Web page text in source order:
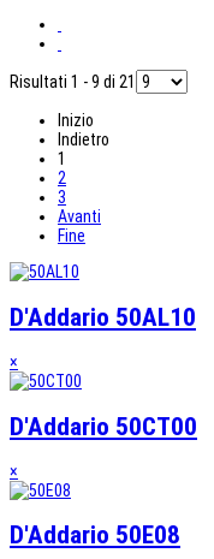
Risultati 1 - 9 di 21
Inizio
Indietro
1
2
3
Avanti
Fine
D'Addario 50AL10
×
D'Addario 50CT00
×
D'Addario 50E08